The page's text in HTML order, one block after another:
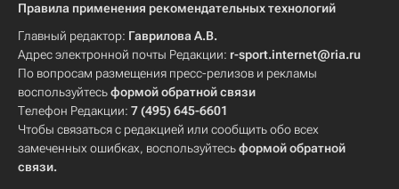
Правила применения рекомендательных технологий
Главный редактор: Гаврилова А.В.
Адрес электронной почты Редакции: r-sport.internet@ria.ru
По вопросам размещения пресс-релизов и рекламы
воспользуйтесьформой обратной связи
Телефон Редакции: 7 (495) 645-6601
Чтобы связаться с редакцией или сообщить обо всех
замеченных ошибках, воспользуйтесьформой обратной
связи.